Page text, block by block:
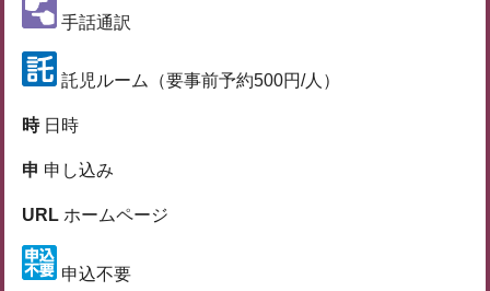
手話通訳
託児ルーム（要事前予約500円/人）
時日時
申 申し込み
URL ホームページ
申込不要